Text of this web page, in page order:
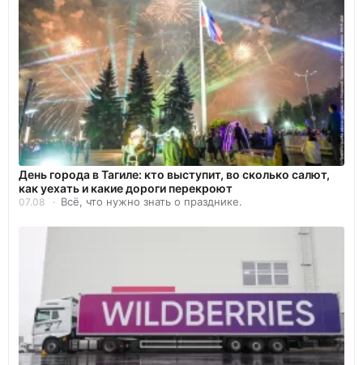
День города в Тагиле: кто выступит, во сколько салют,
как уехать и какие дороги перекроют
07.08 Всё, что нужно знать о празднике.